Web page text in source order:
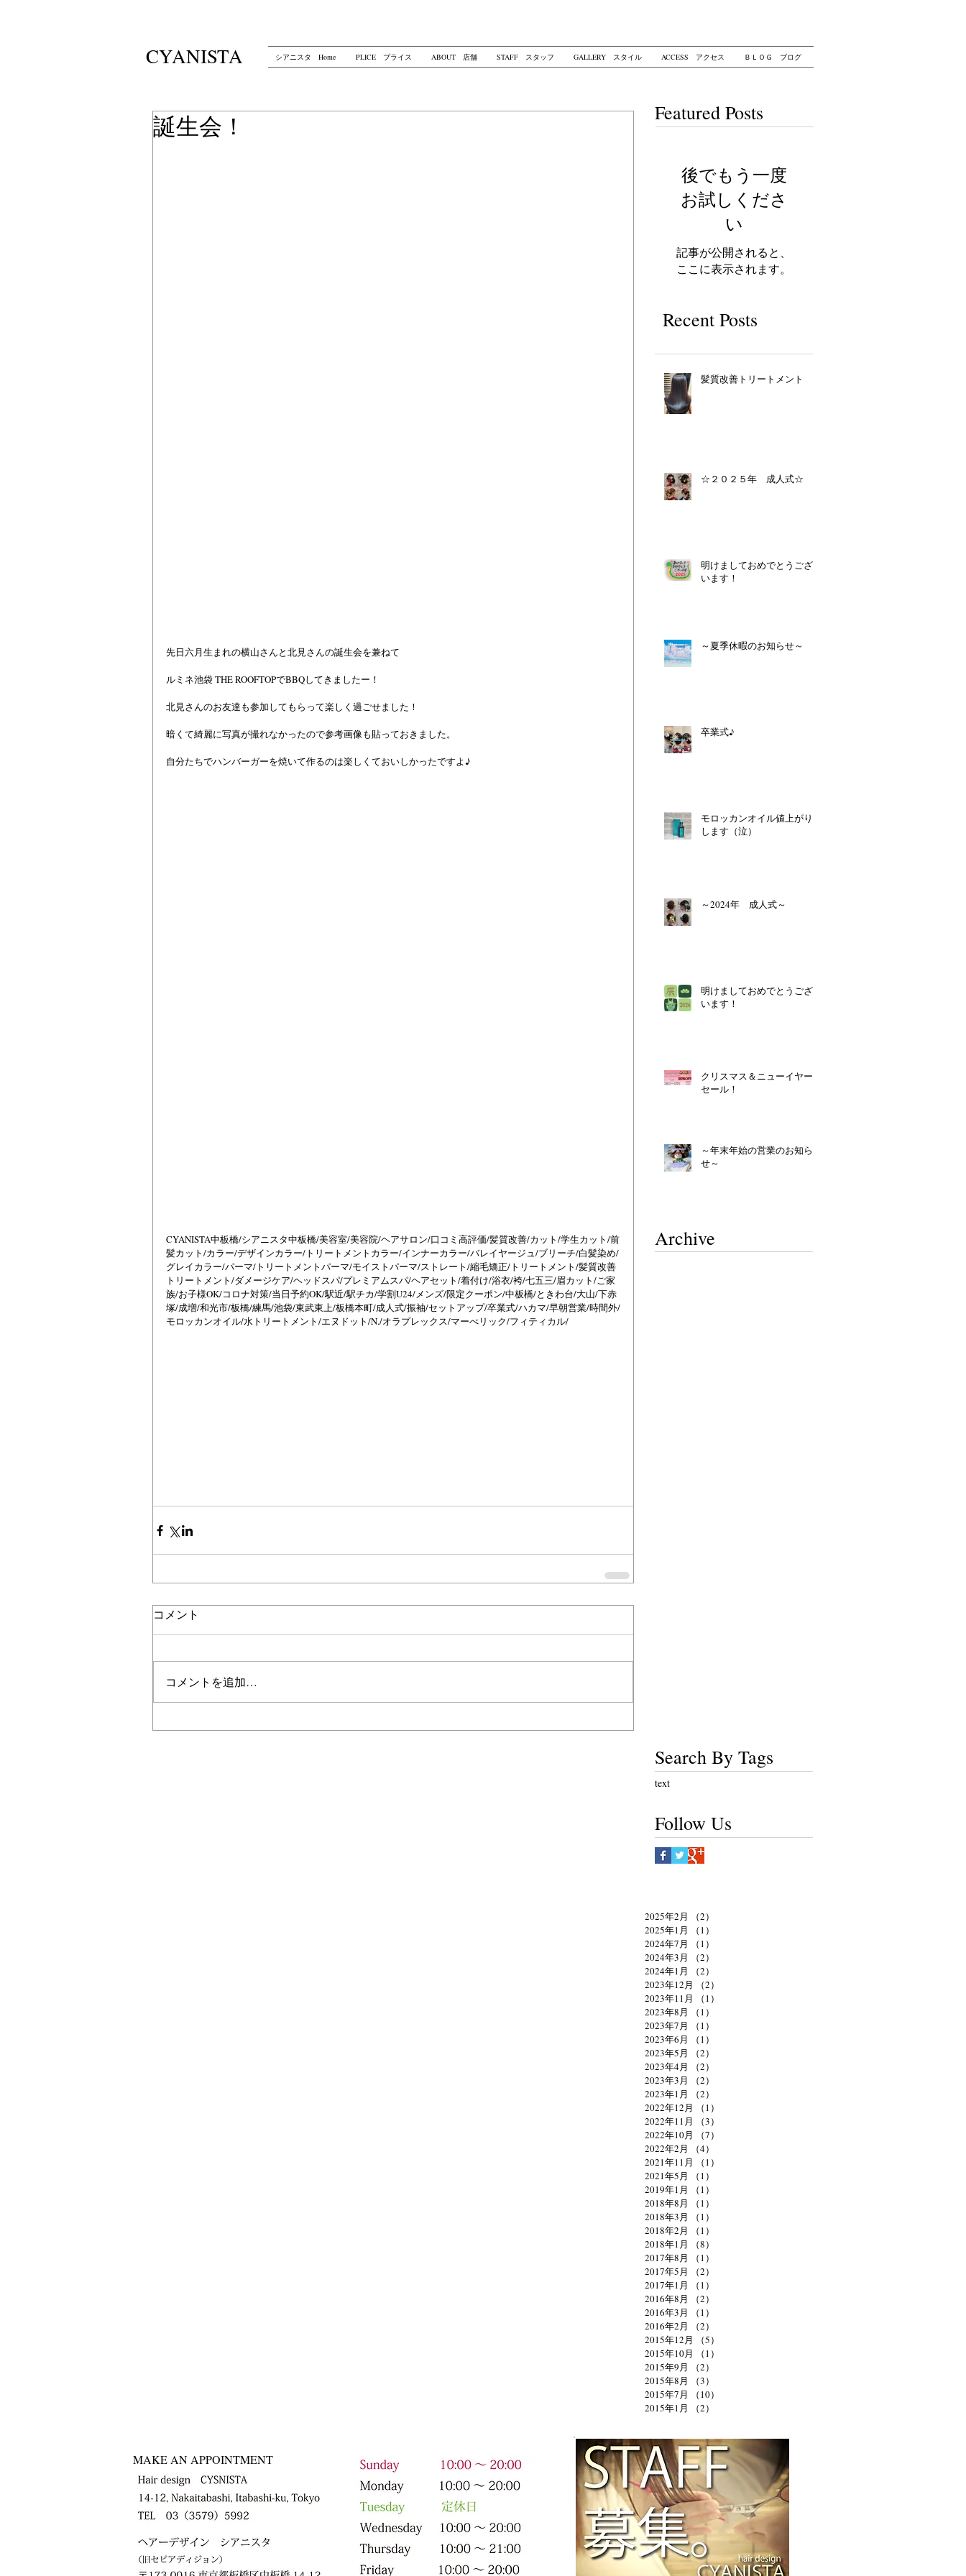
CYANISTA シアニスタ Home PLICE プライス ABOUT 店舗 STAFF スタッフ GALLERY スタイル ACCESS アクセス ＢＬＯＧ ブログ
誕生会！
先日六月生まれの横山さんと北見さんの誕生会を兼ねて
ルミネ池袋 THE ROOFTOPでBBQしてきましたー！
北見さんのお友達も参加してもらって楽しく過ごせました！
暗くて綺麗に写真が撮れなかったので参考画像も貼っておきました。
自分たちでハンバーガーを焼いて作るのは楽しくておいしかったですよ♪
CYANISTA中板橋/シアニスタ中板橋/美容室/美容院/ヘアサロン/口コミ高評価/髪質改善/カット/学生カット/前
髪カット/カラー/デザインカラー/トリートメントカラー/インナーカラー/バレイヤージュ/ブリーチ/白髪染め/
グレイカラー/パーマ/トリートメントパーマ/モイストパーマ/ストレート/縮毛矯正/トリートメント/髪質改善
トリートメント/ダメージケア/ヘッドスパ/プレミアムスパ/ヘアセット/着付け/浴衣/袴/七五三/眉カット/ご家
族/お子様OK/コロナ対策/当日予約OK/駅近/駅チカ/学割U24/メンズ/限定クーポン/中板橋/ときわ台/大山/下赤
塚/成増/和光市/板橋/練馬/池袋/東武東上/板橋本町/成人式/振袖/セットアップ/卒業式/ハカマ/早朝営業/時間外/
モロッカンオイル/水トリートメント/エヌドット/N./オラプレックス/マーべリック/フィティカル/
コメント
コメントを追加…
Featured Posts
後でもう一度
お試しくださ
い
記事が公開されると、
ここに表示されます。
Recent Posts
髪質改善トリートメント
☆２０２５年 成人式☆
明けましておめでとうござ
います！
～夏季休暇のお知らせ～
卒業式♪
モロッカンオイル値上がり
します（泣）
～2024年 成人式～
明けましておめでとうござ
います！
クリスマス＆ニューイヤー
セール！
～年末年始の営業のお知ら
せ～
Archive
Search By Tags
text
Follow Us
2025年2月 （2）
2025年1月
（1）
2024年7月
（1）
2024年3月
（2）
2024年1月
（2）
2023年12月
（2）
2023年11月
（1）
2023年8月
（1）
2023年7月
（1）
2023年6月
（1）
2023年5月
（2）
2023年4月
（2）
2023年3月
（2）
2023年1月
（2）
2022年12月
（1）
2022年11月
（3）
2022年10月
（7）
2022年2月
（4）
2021年11月
（1）
2021年5月
（1）
2019年1月
（1）
2018年8月
（1）
2018年3月
（1）
2018年2月
（1）
2018年1月
（8）
2017年8月
（1）
2017年5月
（2）
2017年1月
（1）
2016年8月
（2）
2016年3月
（1）
2016年2月
（2）
2015年12月
（5）
2015年10月
（1）
2015年9月
（2）
2015年8月
（3）
2015年7月
（10）
2015年1月
（2）
MAKE AN APPOINTMENT